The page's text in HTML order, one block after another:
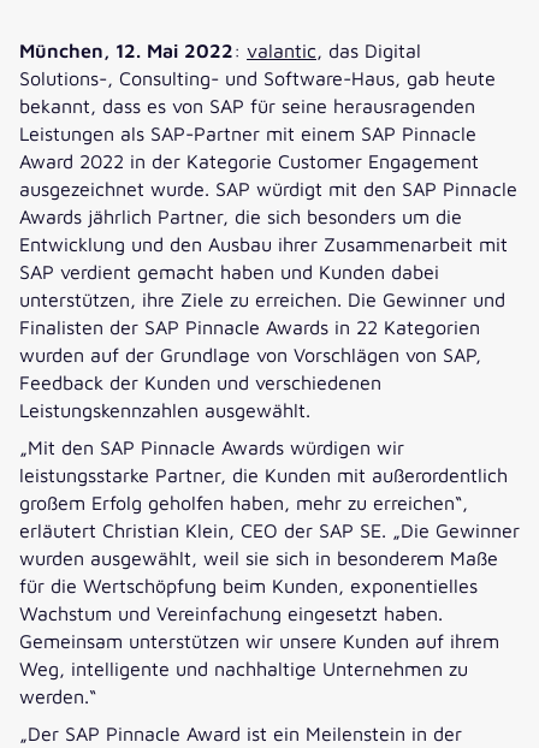
München, 12. Mai 2022: valantic, das Digital
Solutions-, Consulting- und Software-Haus, gab heute
bekannt, dass es von SAP für seine herausragenden
Leistungen als SAP-Partner mit einem SAP Pinnacle
Award 2022 in der Kategorie Customer Engagement
ausgezeichnet wurde. SAP würdigt mit den SAP Pinnacle
Awards jährlich Partner, die sich besonders um die
Entwicklung und den Ausbau ihrer Zusammenarbeit mit
SAP verdient gemacht haben und Kunden dabei
unterstützen, ihre Ziele zu erreichen. Die Gewinner und
Finalisten der SAP Pinnacle Awards in 22 Kategorien
wurden auf der Grundlage von Vorschlägen von SAP,
Feedback der Kunden und verschiedenen
Leistungskennzahlen ausgewählt.
„Mit den SAP Pinnacle Awards würdigen wir
leistungsstarke Partner, die Kunden mit außerordentlich
großem Erfolg geholfen haben, mehr zu erreichen“,
erläutert Christian Klein, CEO der SAP SE. „Die Gewinner
wurden ausgewählt, weil sie sich in besonderem Maße
für die Wertschöpfung beim Kunden, exponentielles
Wachstum und Vereinfachung eingesetzt haben.
Gemeinsam unterstützen wir unsere Kunden auf ihrem
Weg, intelligente und nachhaltige Unternehmen zu
werden.“
„Der SAP Pinnacle Award ist ein Meilenstein in der